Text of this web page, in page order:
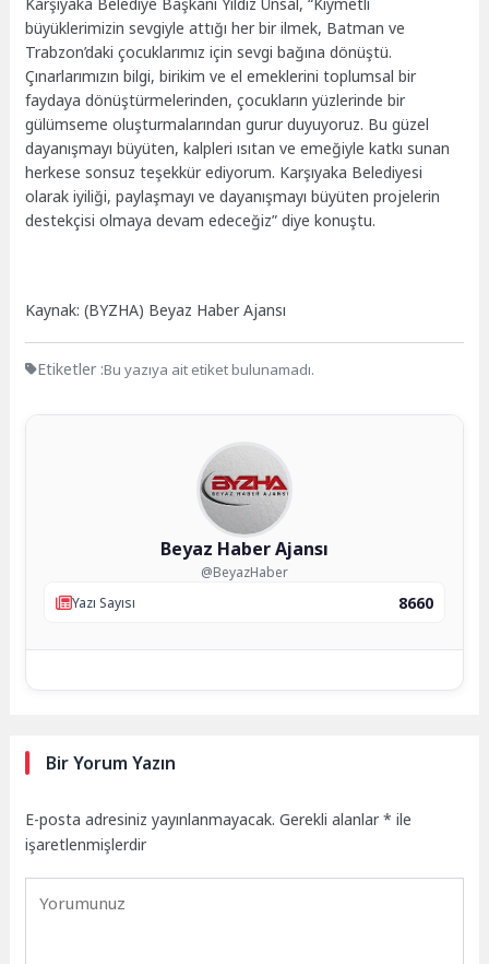
büyüklerimizin sevgiyle attığı her bir ilmek, Batman ve
Trabzon’daki çocuklarımız için sevgi bağına dönüştü.
Çınarlarımızın bilgi, birikim ve el emeklerini toplumsal bir
faydaya dönüştürmelerinden, çocukların yüzlerinde bir
gülümseme oluşturmalarından gurur duyuyoruz. Bu güzel
dayanışmayı büyüten, kalpleri ısıtan ve emeğiyle katkı sunan
herkese sonsuz teşekkür ediyorum. Karşıyaka Belediyesi
olarak iyiliği, paylaşmayı ve dayanışmayı büyüten projelerin
destekçisi olmaya devam edeceğiz” diye konuştu.
Kaynak: (BYZHA) Beyaz Haber Ajansı
Etiketler :Bu yazıya ait etiket bulunamadı.
Beyaz Haber Ajansı
@BeyazHaber
Yazı Sayısı
8660
Bir Yorum Yazın
E-posta adresiniz yayınlanmayacak. Gerekli alanlar* ile
işaretlenmişlerdir